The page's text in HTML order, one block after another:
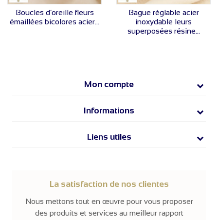
VOIR LE PRIX
Boucles d’oreille fleurs
émaillées bicolores acier...
VOIR LE PRIX
Bague réglable acier
inoxydable leurs
superposées résine...
Mon compte
Informations
Liens utiles
La satisfaction de nos clientes
Nous mettons tout en œuvre pour vous proposer
des produits et services au meilleur rapport